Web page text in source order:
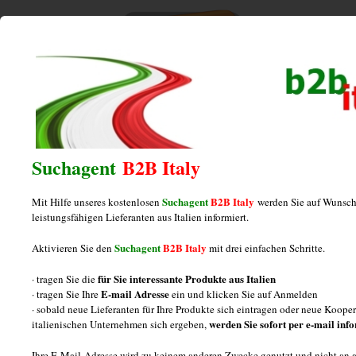
/Posts tagged "käserei"
käserei
Hersteller von Büffelmozzarella aus
Italien
Posted onDezember 19, 2012by italiamarketing
Büffelmozzarella aus Italien : Informationen Drei Fragen
Suchagent B2B Italy
Mit Hilfe unseres kostenlosen SuchagentB2B Italy werden Sie auf
leistungsfähigen Lieferanten aus Italien informiert.
Aktivieren Sie den SuchagentB2B Italy mit drei einfachen Schritte.
· tragen Sie diefür Sie interessante Produkte aus Italien
· tragen Sie IhreE-mail Adresseein und klicken Sie auf Anmelden
· sobald neue Lieferanten für Ihre Produkte sich eintragen oder neue
italienischen Unternehmen sich ergeben,werden Sie sofort per e-mail